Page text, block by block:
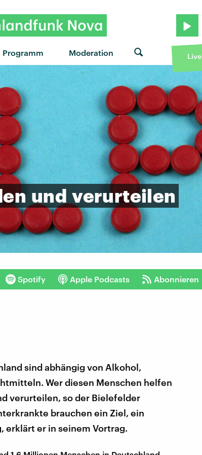
Programm Moderation Live
und verurteilen
Spotify Apple Podcasts Abonnieren
sind abhängig von Alkohol,
Wer diesen Menschen helfen
verurteilen, so der Bielefelder
brauchen ein Ziel, ein
erklärt er in seinem Vortrag.